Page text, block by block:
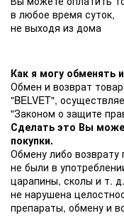
в любое время суток,
не выходя из дома
Как я могу обменять
Обмен и возврат
"BELVET",
"Законом о защите
Сделать это Вы
покупки.
Обмену либо
не были в
царапины, сколы и т.
не нарушена
препараты, обмену и